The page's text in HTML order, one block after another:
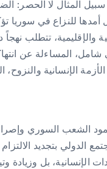
أنها تتجلى بأشكال عديدة، منها على سبيل
أمدها للنزاع في
تتطلب نهجاً
المساءلة عن
الإنسانية والنزوح،
الشعب السوري
بتجديد
بل وزيادة